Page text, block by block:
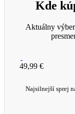
Kde
Aktuálny
49,99 €
Najsilnejší sprej